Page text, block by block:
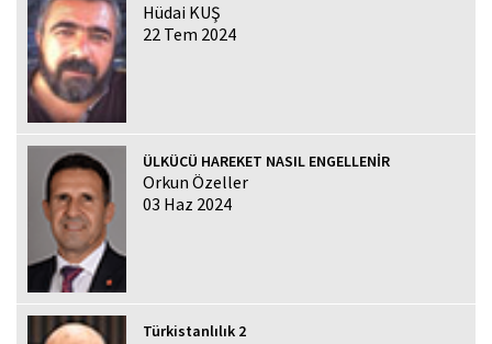
Hüdai KUŞ
22 Tem 2024
ÜLKÜCÜ HAREKET NASIL ENGELLENİR
Orkun Özeller
03 Haz 2024
Türkistanlılık 2